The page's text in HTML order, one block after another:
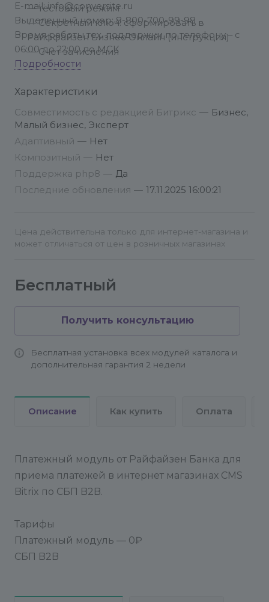
— тестовый режим
— Секретный ключ: сформировать в
Райффайзен Бизнес Онлайн (инструкция)
— Счет зачисления
Опционально. Настройте Callback в
Райффайзен Бизнес Онлайн (инструкция),
системы (Название поля: "URL для настройки
callback")
E-mail: info@conversite.ru
Выделенный номер: 8-800-700-99-98
Время работы тех. поддержки по телефону – с
06:00 до 22:00 по МСК
Подробности
Характеристики
Совместимость с редакцией Битрикс — Бизнес,
Малый бизнес, Эксперт
Адаптивный — Нет
Композитный — Нет
Поддержка php8 — Да
Последние обновления — 17.11.2025 16:00:21
Цена действительна только для интернет-магазина и
может отличаться от цен в розничных магазинах
Бесплатный
Получить консультацию
Бесплатная установка всех модулей каталога и
дополнительная гарантия 2 недели
Описание Как купить Оплата
Платежный модуль от Райфайзен Банка для
приема платежей в интернет магазинах CMS
Bitrix по СБП B2B.
Тарифы
Платежный модуль — 0₽
СБП B2B